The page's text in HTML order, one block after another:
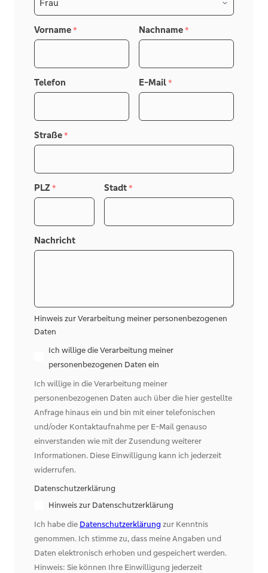
Vielen Dank für Ihr Verständnis.
** WIR SUCHEN HÄUSER UND WOHNUNGEN
FÜR VORGEMERKTE KUNDEN MIT
FINANZIERUNGSBESTÄTIGUNG **
Vorname * Nachname *
Telefon E-Mail *
Straße *
PLZ * Stadt *
Nachricht
Hinweis zur Verarbeitung meiner personenbezogenen
Daten
Ich willige die Verarbeitung meiner
personenbezogenen Daten ein
Ich willige in die Verarbeitung meiner
personenbezogenen Daten auch über die hier gestellte
Anfrage hinaus ein und bin mit einer telefonischen
und/oder Kontaktaufnahme per E-Mail genauso
einverstanden wie mit der Zusendung weiterer
Informationen. Diese Einwilligung kann ich jederzeit
widerrufen.
Datenschutzerklärung
Hinweis zur Datenschutzerklärung
Ich habe die Datenschutzerklärungzur Kenntnis
genommen. Ich stimme zu, dass meine Angaben und
Daten elektronisch erhoben und gespeichert werden.
Hinweis: Sie können Ihre Einwilligung jederzeit